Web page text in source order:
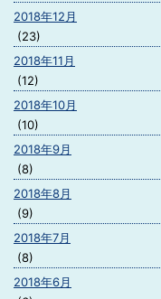
2018年12月
(23)
2018年11月
(12)
2018年10月
(10)
2018年9月
(8)
2018年8月
(9)
2018年7月
(8)
2018年6月